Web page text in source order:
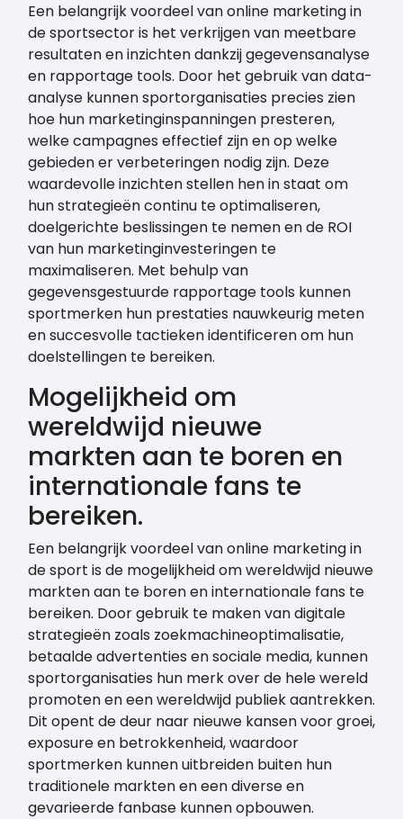
Een belangrijk voordeel van online marketing in
de sportsector is het verkrijgen van meetbare
resultaten en inzichten dankzij gegevensanalyse
en rapportage tools. Door het gebruik van data-
analyse kunnen sportorganisaties precies zien
hoe hun marketinginspanningen presteren,
welke campagnes effectief zijn en op welke
gebieden er verbeteringen nodig zijn. Deze
waardevolle inzichten stellen hen in staat om
hun strategieën continu te optimaliseren,
doelgerichte beslissingen te nemen en de ROI
van hun marketinginvesteringen te
maximaliseren. Met behulp van
gegevensgestuurde rapportage tools kunnen
sportmerken hun prestaties nauwkeurig meten
en succesvolle tactieken identificeren om hun
doelstellingen te bereiken.
Mogelijkheid om
wereldwijd nieuwe
markten aan te boren en
internationale fans te
bereiken.
Een belangrijk voordeel van online marketing in
de sport is de mogelijkheid om wereldwijd nieuwe
markten aan te boren en internationale fans te
bereiken. Door gebruik te maken van digitale
strategieën zoals zoekmachineoptimalisatie,
betaalde advertenties en sociale media, kunnen
sportorganisaties hun merk over de hele wereld
promoten en een wereldwijd publiek aantrekken.
Dit opent de deur naar nieuwe kansen voor groei,
exposure en betrokkenheid, waardoor
sportmerken kunnen uitbreiden buiten hun
traditionele markten en een diverse en
gevarieerde fanbase kunnen opbouwen.